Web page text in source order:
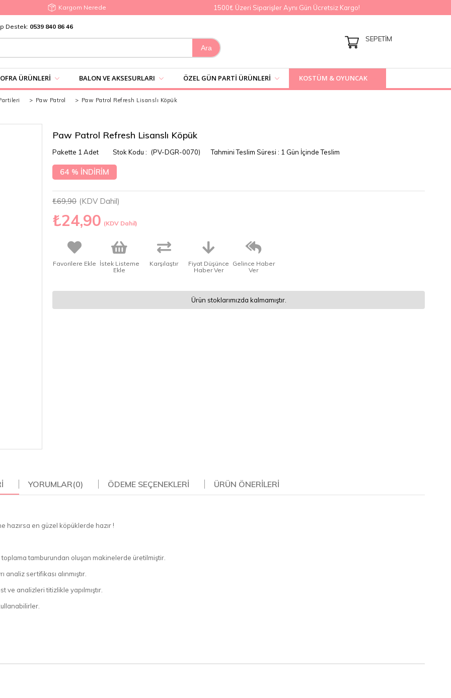
1500₺ Üzeri Siparişler Aynı Gün Ücretsiz Kargo!
Kargom Nerede
Destek: 0539 840 86 46
SEPETIM
ÜRÜNLERI BALON VE AKSESURLARI ÖZEL GÜN PARTI ÜRÜNLERI KOSTÜM & OYUNCAK
> Paw Patrol > Paw Patrol Refresh Lisanslı Köpük
Paw Patrol Refresh Lisanslı Köpük
(PV-DGR-0070)
%
64 İNDIRIM
₺69,90 (KDV Dahil)
₺24,90 (KDV Dahil)
Tahmini Teslim Süresi : 1 Gün İçinde Teslim
Pakette 1 Adet
Favorilere Ekle İstek Listeme
Ekle
Karşılaştır
Fiyat Düşünce
Haber Ver
Gelince Haber
Ver
Ürün stoklarımızda kalmamıştır.
YORUMLAR(0) ÖDEME SEÇENEKLERI ÜRÜN ÖNERILERI
hazırsa en güzel köpüklerde hazır !
toplama tamburundan oluşan makinelerde üretilmiştir.
analiz sertifikası alınmıştır.
ve analizleri titizlikle yapılmıştır.